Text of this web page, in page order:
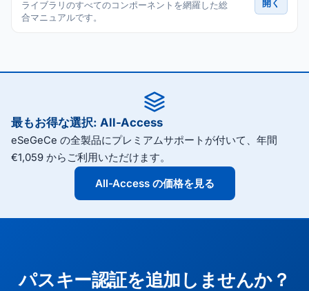
ライブラリのすべてのコンポーネントを網羅した総
合マニュアルです。
開く
最もお得な選択: All-Access
eSeGeCe の全製品にプレミアムサポートが付いて、年間
€1,059 からご利用いただけます。
All-Access の価格を見る
パスキー認証を追加しませんか？